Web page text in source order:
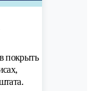
покрыть